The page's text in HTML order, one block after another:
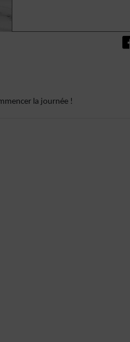
la journée !